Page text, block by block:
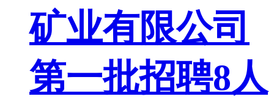
矿业有限公司
第一批招聘8人